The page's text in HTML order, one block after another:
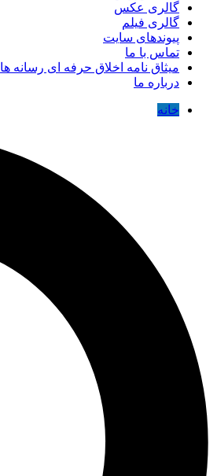
گالری عکس
گالری فیلم
پیوندهای سایت
تماس با ما
میثاق نامه اخلاق حرفه ای رسانه ها
درباره ما
خانه